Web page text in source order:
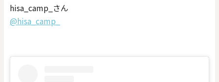
hisa_camp_さん
@hisa_camp_